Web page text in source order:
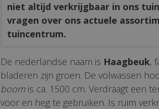
niet altijd verkrijgbaar in ons
vragen over ons actuele
tuincentrum.
De nederlandse naam is Haagbeuk,
bladeren zijn groen. De volwassen
boom is ca. 1500 cm. Verdraagt een
voor en heg te gebruiken. Is ruim